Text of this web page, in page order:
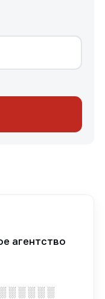
агентство
░ ░ ░ ░ ░